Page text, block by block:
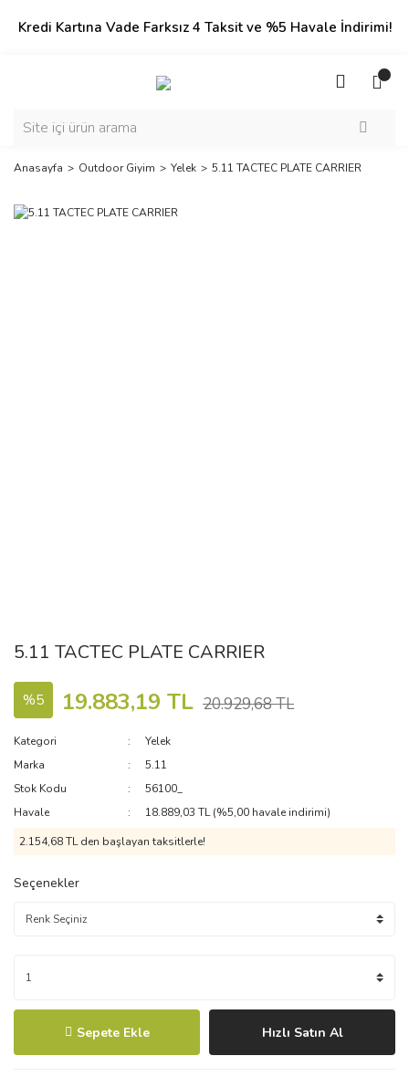
Kredi Kartına Vade Farksız 4 Taksit ve %5 Havale İndirimi!
Anasayfa Outdoor Giyim Yelek 5.11 TACTEC PLATE CARRIER
5.11 TACTEC PLATE CARRIER
%5 19.883,19 TL 20.929,68 TL
Kategori
Yelek
Marka
5.11
Stok Kodu
56100_
Havale
18.889,03 TL (%5,00 havale indirimi)
2.154,68 TL den başlayan taksitlerle!
Seçenekler
Sepete Ekle Hızlı Satın Al